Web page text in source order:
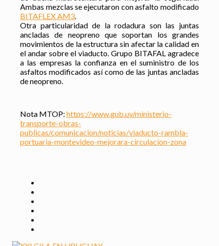
Ambas mezclas se ejecutaron con asfalto modificado
BITAFLEX AM3
Otra particularidad de la rodadura son las juntas
ancladas de neopreno que soportan los grandes
movimientos de la estructura sin afectar la calidad en
el andar sobre el viaducto. Grupo BITAFAL agradece
a las empresas la confianza en el suministro de los
asfaltos modificados así como de las juntas ancladas
de neopreno.
Nota MTOP:https://www.gub.uy/ministerio-
transporte-obras-
publicas/comunicacion/noticias/viaducto-rambla-
portuaria-montevideo-mejorara-circulacion-zona